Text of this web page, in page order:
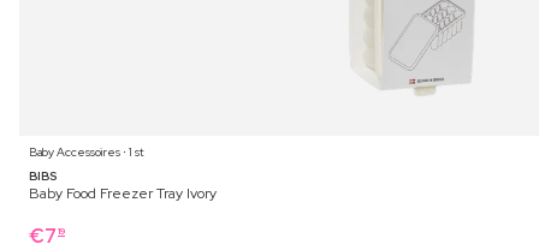
Baby Accessoires ⋅ 1 st
BIBS
Baby Food Freezer Tray Ivory
€7 19